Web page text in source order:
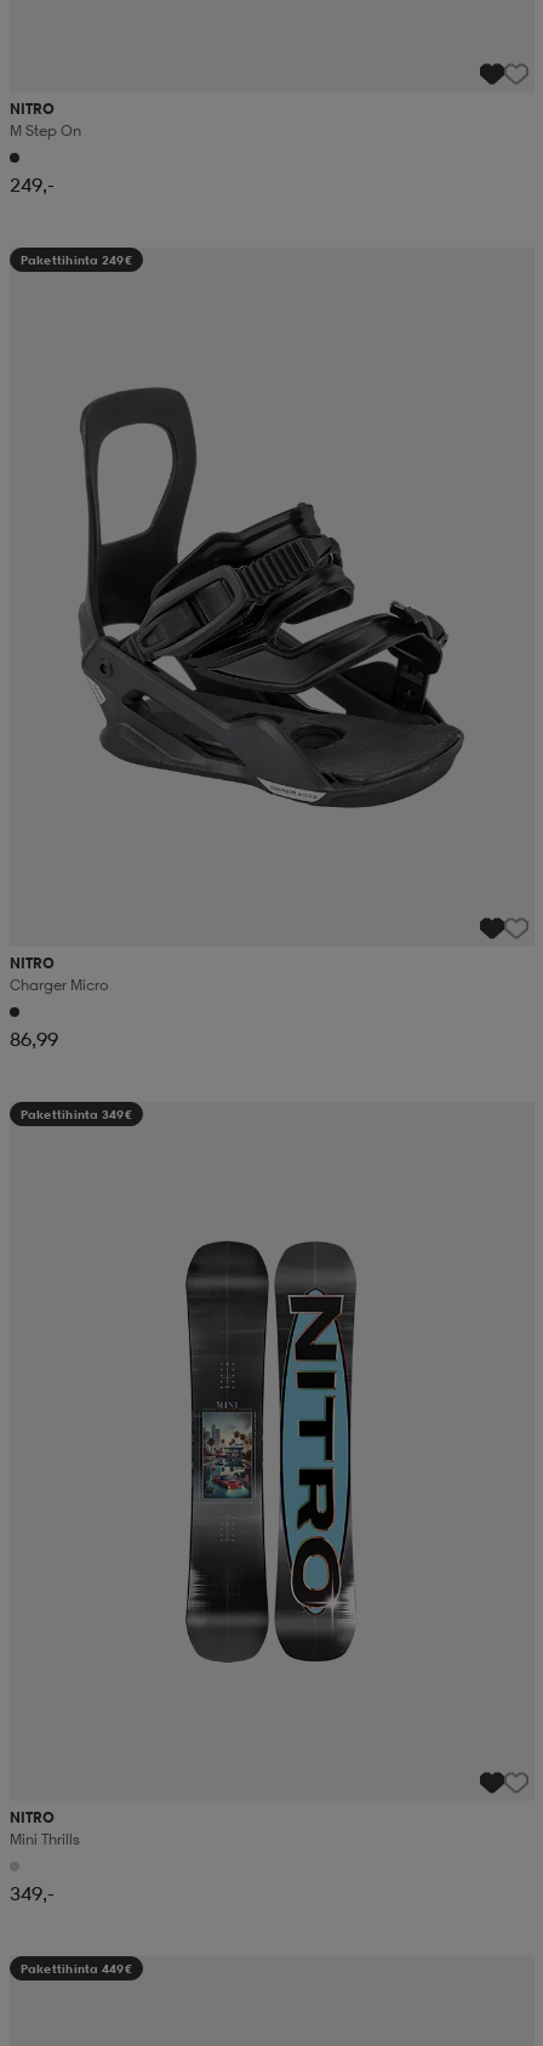
NITRO
M Step On
249,-
Pakettihinta 249€
NITRO
Charger Micro
86,99
Pakettihinta 349€
NITRO
Mini Thrills
349,-
Pakettihinta 449€